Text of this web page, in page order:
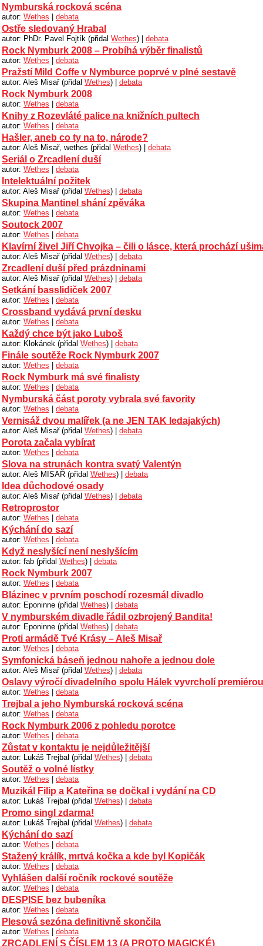
Nymburská rocková scéna
autor: Wethes | debata
Ostře sledovaný Hrabal
autor: PhDr. Pavel Fojtík (přidal Wethes) | debata
Rock Nymburk 2008 – Probíhá výběr finalistů
autor: Wethes | debata
Pražstí Mild Coffe v Nymburce poprvé v plné sestavě
autor: Aleš Misař (přidal Wethes) | debata
Rock Nymburk 2008
autor: Wethes | debata
Knihy z Rozevláté palice na knižních pultech
autor: Wethes | debata
Hašler, aneb co ty na to, národe?
autor: Aleš Misař, wethes (přidal Wethes) | debata
Seriál o Zrcadlení duší
autor: Wethes | debata
Intelektuální požitek
autor: Aleš Misař (přidal Wethes) | debata
Skupina Mantinel shání zpěváka
autor: Wethes | debata
Soutock 2007
autor: Wethes | debata
Klavírní živel Jiří Chvojka – čili o lásce, která prochází
autor: Aleš Misař (přidal Wethes) | debata
Zrcadlení duší před prázdninami
autor: Aleš Misař (přidal Wethes) | debata
Setkání basslidiček 2007
autor: Wethes | debata
Crossband vydává první desku
autor: Wethes | debata
Každý chce být jako Luboš
autor: Klokánek (přidal Wethes) | debata
Finále soutěže Rock Nymburk 2007
autor: Wethes | debata
Rock Nymburk má své finalisty
autor: Wethes | debata
Nymburská část poroty vybrala své favority
autor: Wethes | debata
Vernisáž dvou malířek (a ne JEN TAK ledajakých)
autor: Aleš Misař (přidal Wethes) | debata
Porota začala vybírat
autor: Wethes | debata
Slova na strunách kontra svatý Valentýn
autor: Aleš MISAŘ (přidal Wethes) | debata
Idea důchodové osady
autor: Aleš Misař (přidal Wethes) | debata
Retroprostor
autor: Wethes | debata
Kýchání do sazí
autor: Wethes | debata
Když neslyšící není neslyšícím
autor: fab (přidal Wethes) | debata
Rock Nymburk 2007
autor: Wethes | debata
Blázinec v prvním poschodí rozesmál divadlo
autor: Eponinne (přidal Wethes) | debata
V nymburském divadle řádil ozbrojený Bandita!
autor: Eponinne (přidal Wethes) | debata
Proti armádě Tvé Krásy – Aleš Misař
autor: Wethes | debata
Symfonická báseň jednou nahoře a jednou dole
autor: Aleš Misař (přidal Wethes) | debata
Oslavy výročí divadelního spolu Hálek vyvrcholí
autor: Wethes | debata
Trejbal a jeho Nymburská rocková scéna
autor: Wethes | debata
Rock Nymburk 2006 z pohledu porotce
autor: Wethes | debata
Zůstat v kontaktu je nejdůležitější
autor: Lukáš Trejbal (přidal Wethes) | debata
Soutěž o volné lístky
autor: Wethes | debata
Muzikál Filip a Kateřina se dočkal i vydání na CD
autor: Lukáš Trejbal (přidal Wethes) | debata
Promo singl zdarma!
autor: Lukáš Trejbal (přidal Wethes) | debata
Kýchání do sazí
autor: Wethes | debata
Stažený králík, mrtvá kočka a kde byl Kopičák
autor: Wethes | debata
Vyhlášen další ročník rockové soutěže
autor: Wethes | debata
DESPISE bez bubeníka
autor: Wethes | debata
Plesová sezóna definitivně skončila
autor: Wethes | debata
ZRCADLENÍ S ČÍSLEM 13 (A PROTO MAGICKÉ)